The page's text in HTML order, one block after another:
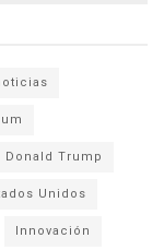
Donald Trump
Unidos
Innovación